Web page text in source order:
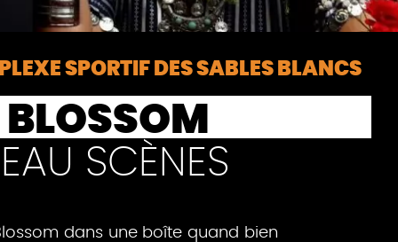
SPORTIF DES SABLES BLANCS
SCÈNES
dans une boîte quand bien